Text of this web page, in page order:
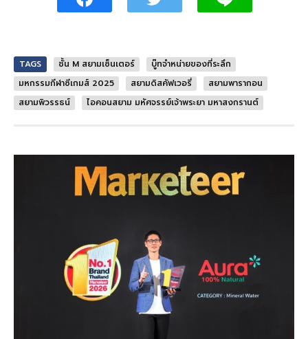
TAGS ชั้น M สยามเซ็นเตอร์
บู๊ทจำหน่ายของที่ระลึก
มหกรรมกีฬาซีเกมส์ 2025
สยามดิสคัฟเวอรี่
สยามพารากอน
สยามพิวรรธน์
ไอคอนสยาม มหัศจรรย์เจ้าพระยา มหาสงกรานต์